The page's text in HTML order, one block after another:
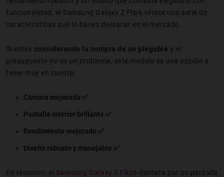
funcionalidad, el Samsung Galaxy Z Flip6 ofrece una serie de
características que lo hacen destacar en el mercado.
Si estás considerando la compra de un plegable y el
presupuesto no es un problema, este modelo es una opción a
tener muy en cuenta:
Cámara mejorada ✅
Pantalla interior brillante ✅
Rendimiento mejorado ✅
Diseño robusto y manejable ✅
En resumen, el Samsung Galaxy Z Flip6 destaca por su pantalla